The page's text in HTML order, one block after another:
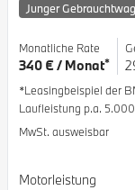
Junger
Monatliche Rate
340 € / Monat*
*Leasingbeispiel der
Laufleistung p.a.
MwSt. ausweisbar
Spezifikation
Motorleistung